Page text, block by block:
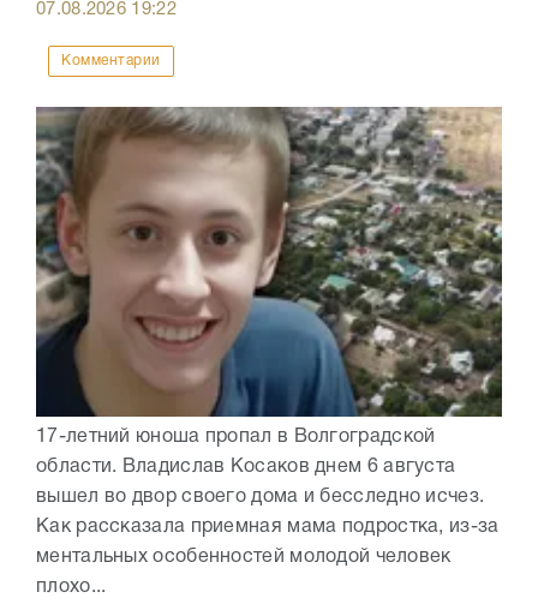
07.08.2026 19:22
Комментарии
17-летний юноша пропал в Волгоградской
области. Владислав Косаков днем 6 августа
вышел во двор своего дома и бесследно исчез.
Как рассказала приемная мама подростка, из-за
ментальных особенностей молодой человек
плохо...